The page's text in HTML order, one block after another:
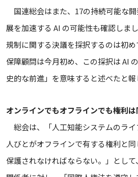
国連総会はまた、17の持続可能な
展を加速する AI の可能性も確認しま
規制に関する決議を採択するのは初
保障顧問は今月初め、この採択は AI
史的な前進」を意味すると述べたと報
オンラインでもオフラインでも権利は
総会は、「人工知能システムのライ
人びとがオフラインで有する権利と
保護されなければならない。」とし